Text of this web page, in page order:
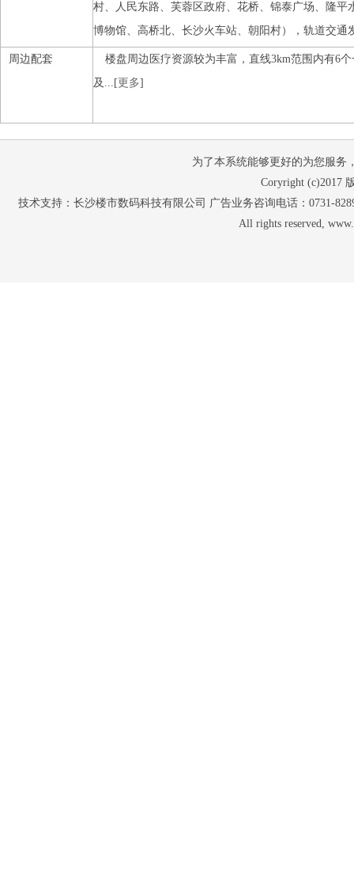
周边配套
村、人民东路、芙蓉区政府、花桥、锦泰广场、隆平
博物馆、高桥北、长沙火车站、朝阳村），轨道交通
达，距离最近的地铁站是马王堆。 周边直线1km内有
公交站，距离最近的远大路古曲路口站仅有125m。
楼盘周边医疗资源较为丰富，直线3km范围内有6个
及...[更多]
为了本系统能够更好的为您服务
Coryright (c)2017
技术支持：长沙楼市数码科技有限公司 广告业务咨询电话：0731-
All rights reserved,